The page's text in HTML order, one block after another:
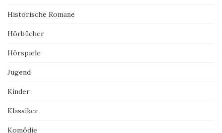
Historische Romane
Hörbücher
Hörspiele
Jugend
Kinder
Klassiker
Komödie